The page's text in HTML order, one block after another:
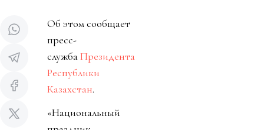
Об этом сообщает
пресс-
службаПрезидента
Республики
Казахстан.
«Национальный